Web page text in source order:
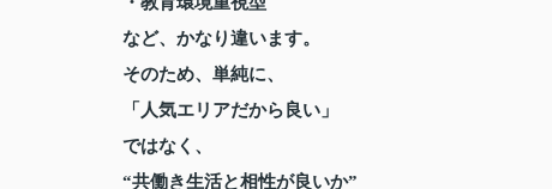
など、かなり違います。
そのため、単純に、
「人気エリアだから良い」
ではなく、
“共働き生活と相性が良いか”